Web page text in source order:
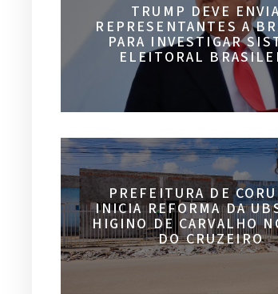
TRUMP DEVE
REPRESENTANTES A
PARA INVESTIGAR
ELEITORAL
PREFEITURA DE
INICIA REFORMA DA
HIGINO DE CARVALHO
DO CRUZEIRO